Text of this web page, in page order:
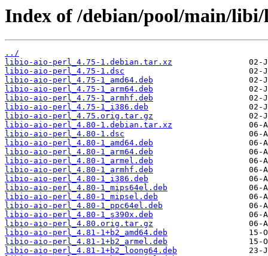
Index of /debian/pool/main/
../
libio-aio-perl_4.75-1.debian.tar.xz
libio-aio-perl_4.75-1.dsc
libio-aio-perl_4.75-1_amd64.deb
libio-aio-perl_4.75-1_arm64.deb
libio-aio-perl_4.75-1_armhf.deb
libio-aio-perl_4.75-1_i386.deb
libio-aio-perl_4.75.orig.tar.gz
libio-aio-perl_4.80-1.debian.tar.xz
libio-aio-perl_4.80-1.dsc
libio-aio-perl_4.80-1_amd64.deb
libio-aio-perl_4.80-1_arm64.deb
libio-aio-perl_4.80-1_armel.deb
libio-aio-perl_4.80-1_armhf.deb
libio-aio-perl_4.80-1_i386.deb
libio-aio-perl_4.80-1_mips64el.deb
libio-aio-perl_4.80-1_mipsel.deb
libio-aio-perl_4.80-1_ppc64el.deb
libio-aio-perl_4.80-1_s390x.deb
libio-aio-perl_4.80.orig.tar.gz
libio-aio-perl_4.81-1+b2_amd64.deb
libio-aio-perl_4.81-1+b2_armel.deb
libio-aio-perl_4.81-1+b2_loong64.deb